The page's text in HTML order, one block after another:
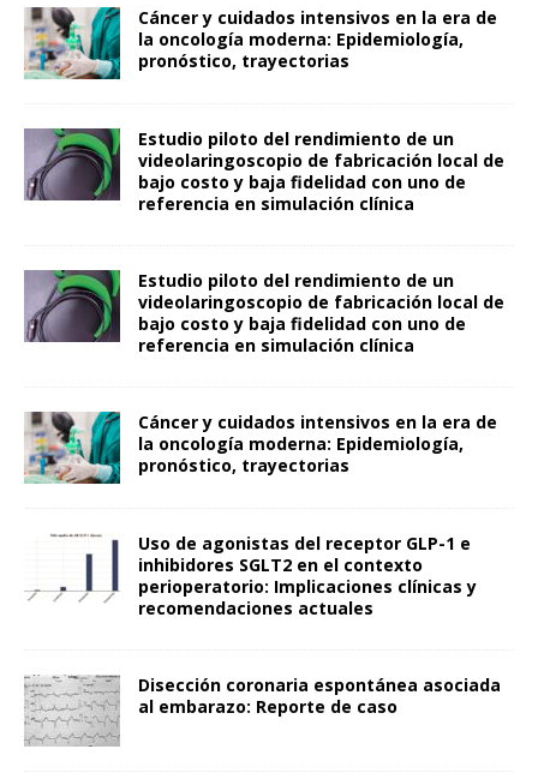
Cáncer y cuidados intensivos en la era de
la oncología moderna: Epidemiología,
pronóstico, trayectorias
Estudio piloto del rendimiento de un
videolaringoscopio de fabricación local de
bajo costo y baja fidelidad con uno de
referencia en simulación clínica
Estudio piloto del rendimiento de un
videolaringoscopio de fabricación local de
bajo costo y baja fidelidad con uno de
referencia en simulación clínica
Cáncer y cuidados intensivos en la era de
la oncología moderna: Epidemiología,
pronóstico, trayectorias
Uso de agonistas del receptor GLP-1 e
inhibidores SGLT2 en el contexto
perioperatorio: Implicaciones clínicas y
recomendaciones actuales
Disección coronaria espontánea asociada
al embarazo: Reporte de caso